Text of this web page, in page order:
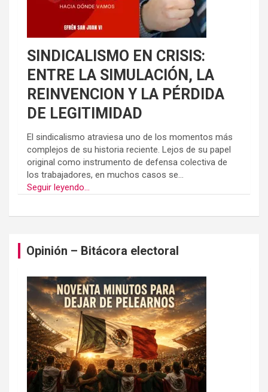
SINDICALISMO EN CRISIS:
ENTRE LA SIMULACIÓN, LA
REINVENCION Y LA PÉRDIDA
DE LEGITIMIDAD
El sindicalismo atraviesa uno de los momentos más
complejos de su historia reciente. Lejos de su papel
original como instrumento de defensa colectiva de
los trabajadores, en muchos casos se...
Seguir leyendo...
Opinión – Bitácora electoral